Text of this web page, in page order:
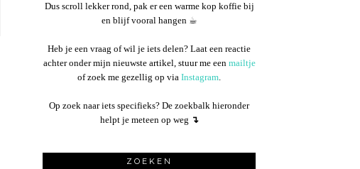
Dus scroll lekker rond, pak er een warme kop koffie bij
en blijf vooral hangen ☕︎
Heb je een vraag of wil je iets delen? Laat een reactie
achter onder mijn nieuwste artikel, stuur me een mailtje
of zoek me gezellig op via Instagram.
Op zoek naar iets specifieks? De zoekbalk hieronder
helpt je meteen op weg ↴
ZOEKEN